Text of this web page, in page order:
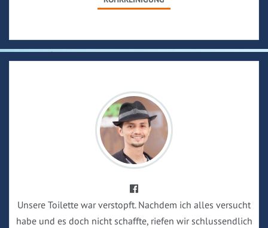
Unsere Toilette war verstopft. Nachdem ich alles versucht
habe und es doch nicht schaffte, riefen wir schlussendlich